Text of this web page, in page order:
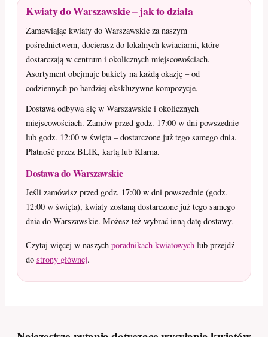
Kwiaty do Warszawskie – jak to działa
Zamawiając kwiaty do Warszawskie za naszym
pośrednictwem, docierasz do lokalnych kwiaciarni, które
dostarczają w centrum i okolicznych miejscowościach.
Asortyment obejmuje bukiety na każdą okazję – od
codziennych po bardziej ekskluzywne kompozycje.
Dostawa odbywa się w Warszawskie i okolicznych
miejscowościach. Zamów przed godz. 17:00 w dni powszednie
lub godz. 12:00 w święta – dostarczone już tego samego dnia.
Płatność przez BLIK, kartą lub Klarna.
Dostawa do Warszawskie
Jeśli zamówisz przed godz. 17:00 w dni powszednie (godz.
12:00 w święta), kwiaty zostaną dostarczone już tego samego
dnia do Warszawskie. Możesz też wybrać inną datę dostawy.
Czytaj więcej w naszych poradnikach kwiatowych lub przejdź
do strony głównej.